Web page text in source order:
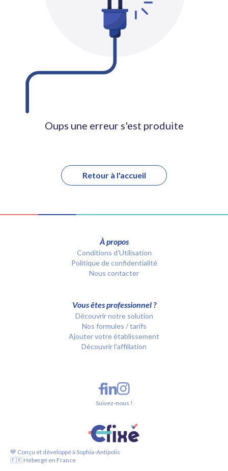
Oups une erreur s'est produite
Retour à l'accueil
À propos
Conditions d’Utilisation
Politique de confidentialité
Nous contacter
Vous êtes professionnel ?
Découvrir notre solution
Nos formules / tarifs
Ajouter votre établissement
Découvrir l'affiliation
💙 Conçu et développé à Sophia-Antipolis
🇫🇷 Hébergé en France
Suivez-nous !